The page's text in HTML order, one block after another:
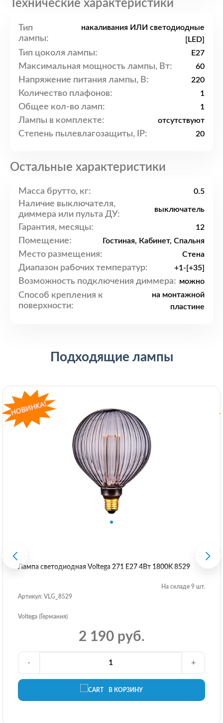
Технические характеристики
Тип
лампы:
накаливания ИЛИ светодиодные
[LED]
Тип цоколя лампы: E27
Максимальная мощность лампы, Вт: 60
Напряжение питания лампы, В: 220
Количество плафонов: 1
Общее кол-во ламп: 1
Лампы в комплекте: отсутствуют
Степень пылевлагозащиты, IP: 20
Остальные характеристики
Масса брутто, кг: 0.5
Наличие выключателя,
диммера или пульта ДУ:
выключатель
Гарантия, месяцы: 12
Помещение: Гостиная, Кабинет, Спальня
Место размещения: Стена
Диапазон рабочих температур: +1-[+35]
Возможность подключения диммера: можно
Способ крепления к
поверхности:
на монтажной
пластине
Подходящие лампы
Лампа светодиодная Voltega 271 E27 4Вт 1800K 8529
На складе 9 шт.
Артикул: VLG_8529
Voltega (Германия)
2 190 руб.
В КОРЗИНУ
- +